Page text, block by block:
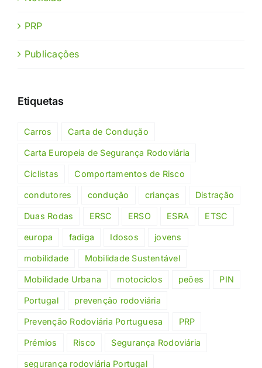
PRP
Publicações
Etiquetas
Carros Carta de Condução
Carta Europeia de Segurança Rodoviária
Ciclistas Comportamentos de Risco
condutores condução crianças Distração
Duas Rodas ERSC ERSO ESRA ETSC
europa fadiga Idosos jovens
mobilidade Mobilidade Sustentável
Mobilidade Urbana motociclos peões PIN
Portugal prevenção rodoviária
Prevenção Rodoviária Portuguesa PRP
Prémios Risco Segurança Rodoviária
segurança rodoviária Portugal